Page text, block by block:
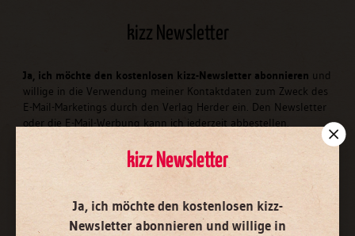
kizz Newsletter
Ja, ich möchte den kostenlosen kizz-Newsletter abonnieren und
willige in die Verwendung meiner Kontaktdaten zum Zweck des
E-Mail-Marketings durch den Verlag Herder ein. Den Newsletter
oder die E-Mail-Werbung kann ich jederzeit abbestellen.
Nutzungsverhalten in Newsletter und E-Mail-Werbung erfasst
und ausgewertet wird, um die Inhalte besser auf meine
Interessen auszurichten. Über einen Link in Newsletter oder E-
Mail kann ich diese Funktion jederzeit ausschalten.
Weiterführende Informationen finden Sie in unseren
kizz Newsletter
Ja, ich möchte den kostenlosen kizz-
Newsletter abonnieren und willige in